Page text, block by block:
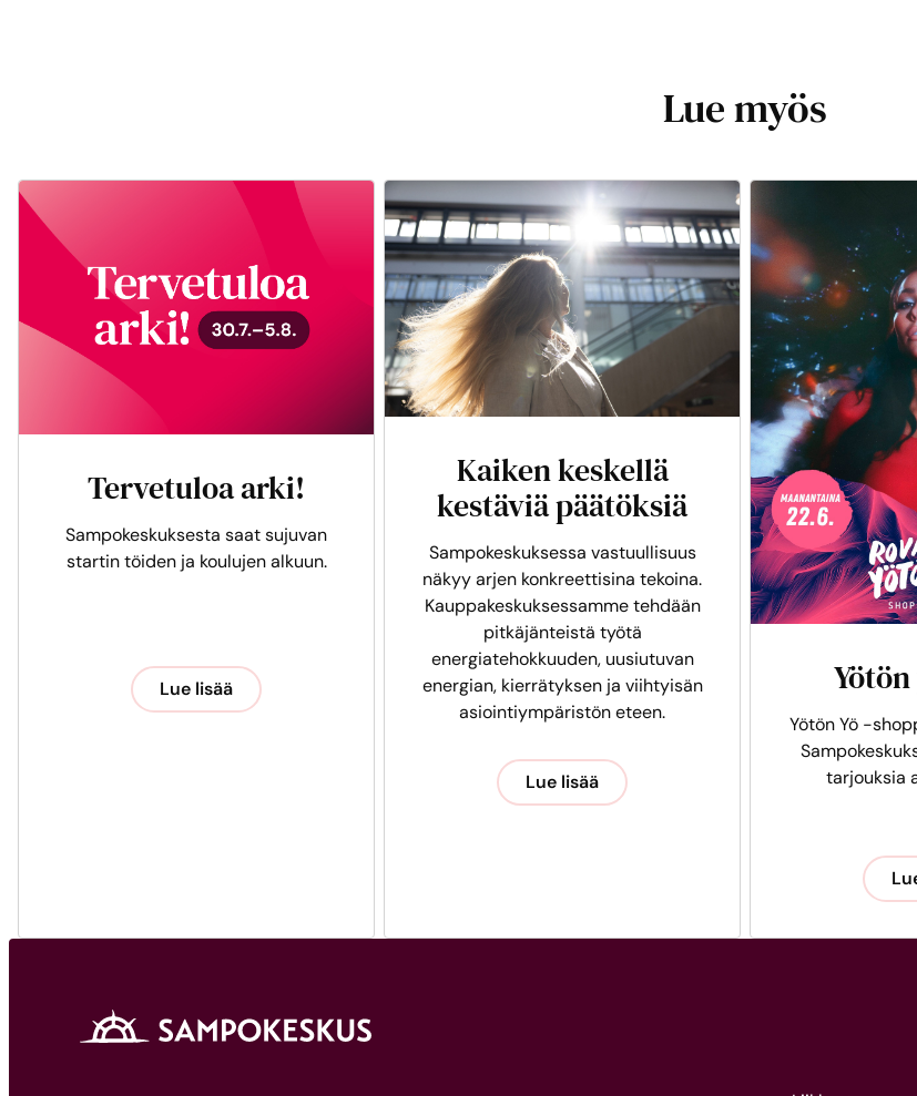
Lue myös
Tervetuloa arki!
Sampokeskuksesta saat sujuvan
startin töiden ja koulujen alkuun.
Lue lisää
Kaiken keskellä
kestäviä päätöksiä
Sampokeskuksessa vastuullisuus
näkyy arjen konkreettisina tekoina.
Kauppakeskuksessamme tehdään
pitkäjänteistä työtä
energiatehokkuuden, uusiutuvan
energian, kierrätyksen ja viihtyisän
asiointiympäristön eteen.
Lue lisää
Yötön Yö -
tarjouksia